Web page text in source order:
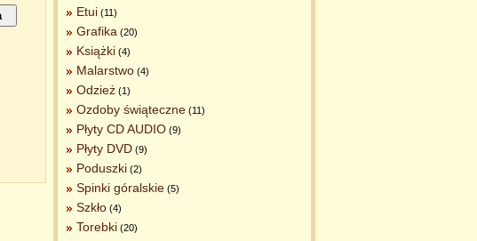
Etui (11)
Grafika (20)
Książki (4)
Malarstwo (4)
Odzież (1)
Ozdoby świąteczne (11)
Płyty CD AUDIO (9)
Płyty DVD (9)
Poduszki (2)
Spinki góralskie (5)
Szkło (4)
Torebki (20)